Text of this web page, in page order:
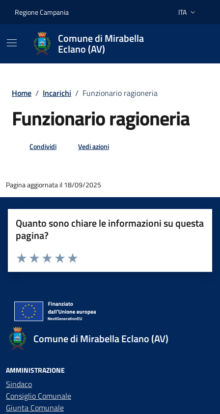
Regione Campania Lingua attiva:
ITA
Comune di Mirabella
Eclano (AV)
Home / Incarichi / Funzionario ragioneria
Funzionario ragioneria
Condividi Vedi azioni
Pagina aggiornata il 18/09/2025
Quanto sono chiare le informazioni su questa
pagina?
Valuta 5 stelle su 5
Valuta 4 stelle su 5
Valuta 3 stelle su 5
Valuta 2 stelle su 5
Valuta 1 stelle su 5
Comune di Mirabella Eclano (AV)
AMMINISTRAZIONE
Sindaco
Consiglio Comunale
Giunta Comunale